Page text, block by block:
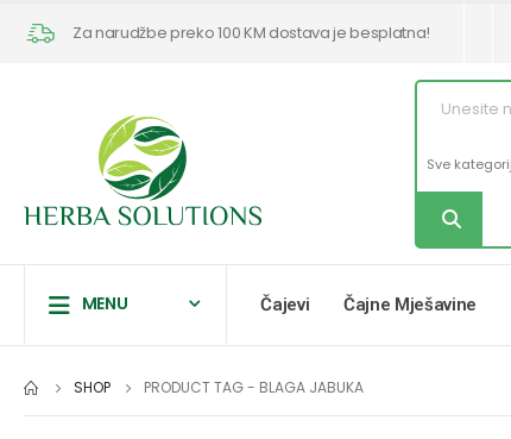
Za narudžbe preko 100 KM dostava je besplatna!
MENU Čajevi Čajne Mješavine
SHOP PRODUCT TAG - BLAGA JABUKA